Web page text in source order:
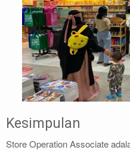
Kesimpulan
Store Operation Associate